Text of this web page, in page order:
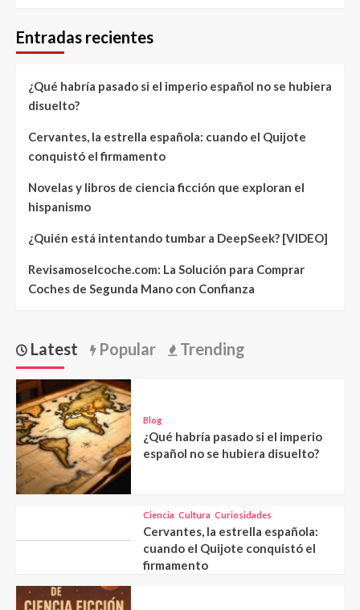
Entradas recientes
¿Qué habría pasado si el imperio español no se hubiera
disuelto?
Cervantes, la estrella española: cuando el Quijote
conquistó el firmamento
Novelas y libros de ciencia ficción que exploran el
hispanismo
¿Quién está intentando tumbar a DeepSeek? [VIDEO]
Revisamoselcoche.com: La Solución para Comprar
Coches de Segunda Mano con Confianza
Latest Popular Trending
Blog
¿Qué habría pasado si el imperio
español no se hubiera disuelto?
Ciencia Cultura Curiosidades
Cervantes, la estrella española:
cuando el Quijote conquistó el
firmamento